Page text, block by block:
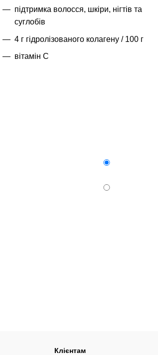
підтримка волосся, шкіри, нігтів та
суглобів
4 г гідролізованого колагену / 100 г
вітамін C
Клієнтам